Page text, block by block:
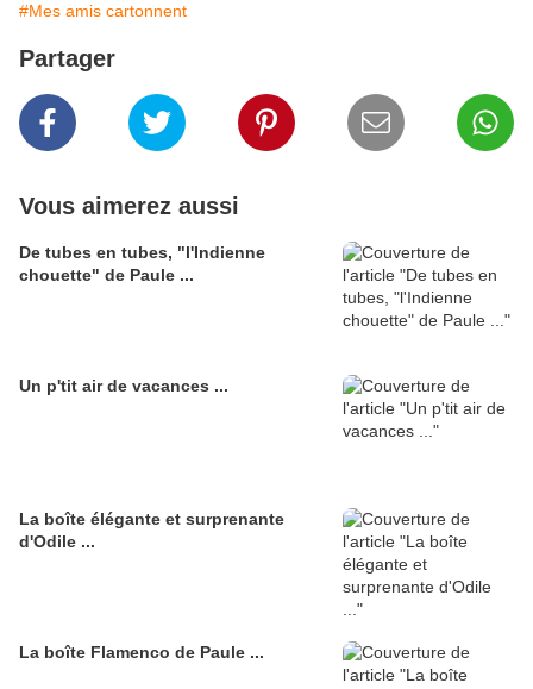
#Mes amis cartonnent
Partager
Vous aimerez aussi
De tubes en tubes, "l'Indienne
chouette" de Paule ...
Un p'tit air de vacances ...
La boîte élégante et surprenante
d'Odile ...
La boîte Flamenco de Paule ...